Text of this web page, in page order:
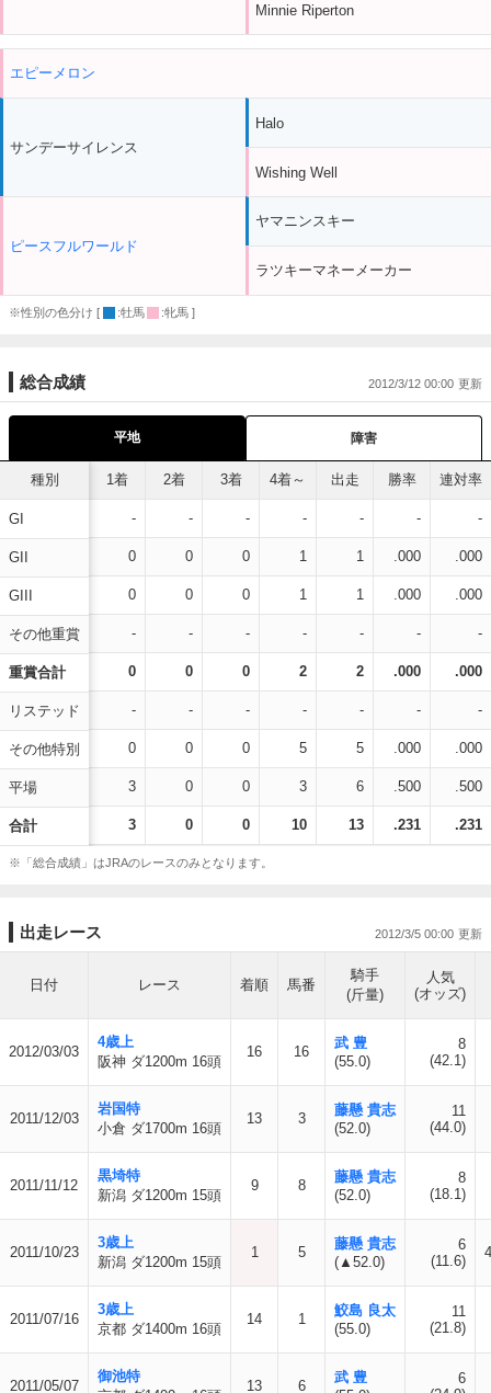
Minnie Riperton
エピーメロン
サンデーサイレンス
ピースフルワールド
Halo
Wishing Well
ヤマニンスキー
ラツキーマネーメーカー
※性別の色分け [ :牡馬 :牝馬 ]
総合成績 2012/3/12 00:00
平地 障害
種別
GI
GII
GIII
その他重賞
重賞合計
リステッド
その他特別
平場
合計
1着 2着 3着 4着～ 出走 勝率 連対率
- - - - - - -
0 0 0 1 1 .000 .000
0 0 0 1 1 .000 .000
- - - - - - -
0 0 0 2 2 .000 .000
- - - - - - -
0 0 0 5 5 .000 .000
3 0 0 3 6 .500 .500
3 0 0 10 13 .231 .231
※「総合成績」はJRAのレースのみとなります。
出走レース 2012/3/5 00:00
日付 レース 着順 馬番
騎手
(斤量)
人気
(オッズ)
2012/03/03
4歳上
阪神 ダ1200m 16頭
16 16
武 豊
(55.0)
8
(42.1)
2011/12/03
岩国特
小倉 ダ1700m 16頭
13 3
藤懸 貴志
(52.0)
11
(44.0)
2011/11/12
黒埼特
新潟 ダ1200m 15頭
9 8
藤懸 貴志
(52.0)
8
(18.1)
2011/10/23
3歳上
新潟 ダ1200m 15頭
1 5
藤懸 貴志
(▲52.0)
6
(11.6)
2011/07/16
3歳上
京都 ダ1400m 16頭
14 1
鮫島 良太
(55.0)
11
(21.8)
2011/05/07
御池特
13 6
武 豊
6